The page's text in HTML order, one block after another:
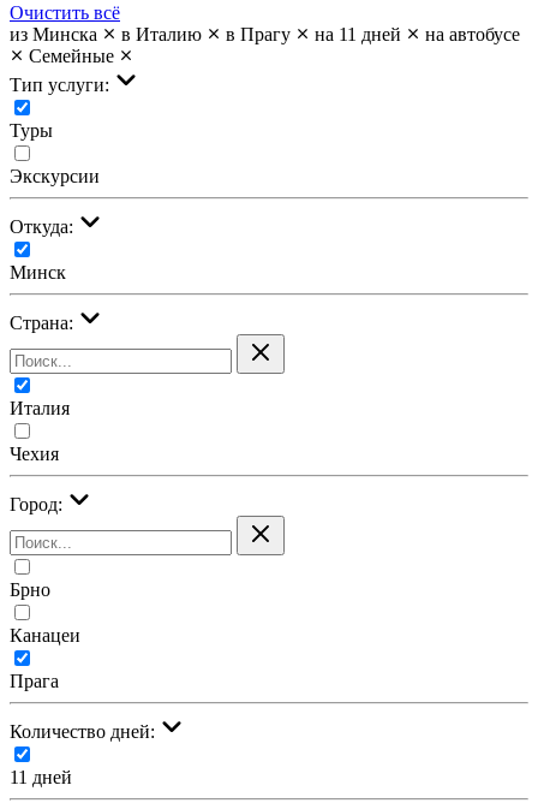
Очистить всё
из Минска
в Италию в Прагу на 11 дней
на автобусе
Семейные
Тип услуги:
Туры
Экскурсии
Откуда:
Минск
Страна:
Италия
Чехия
Город:
Брно
Канацеи
Прага
Количество дней:
11 дней